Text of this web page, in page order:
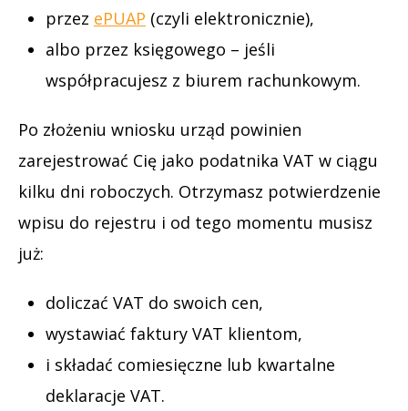
przez ePUAP (czyli elektronicznie),
albo przez księgowego – jeśli
współpracujesz z biurem rachunkowym.
Po złożeniu wniosku urząd powinien
zarejestrować Cię jako podatnika VAT w ciągu
kilku dni roboczych. Otrzymasz potwierdzenie
wpisu do rejestru i od tego momentu musisz
już:
doliczać VAT do swoich cen,
wystawiać faktury VAT klientom,
i składać comiesięczne lub kwartalne
deklaracje VAT.